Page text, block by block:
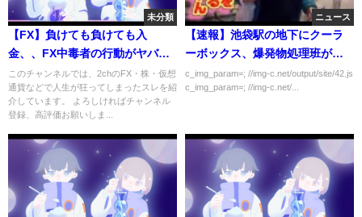
未分類
【FX】負けても負けても入
金、、FX中毒者の行動がヤバす
ぎた！！【ゆっくり解説】
このチャンネルでは、2chのFX・株・仮想
通貨などで人生が狂ってしまったスレを紹
介しています。 よろしければチャンネル
登録、高評価お願いしま...
ニュース
【速報】池袋駅の地下にクーラ
ーボックス、爆発物処理班が出
動！
c_img_param=; //img-c.net/output/site/42.js
c_img_param=; //img-c.net/...